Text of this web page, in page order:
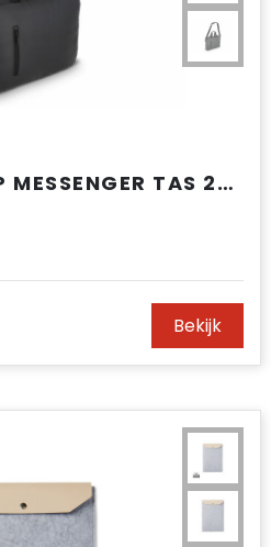
PU SOMA LAPTOP MESSENGER TAS 28 X 38 X 5 CM
Bekijk